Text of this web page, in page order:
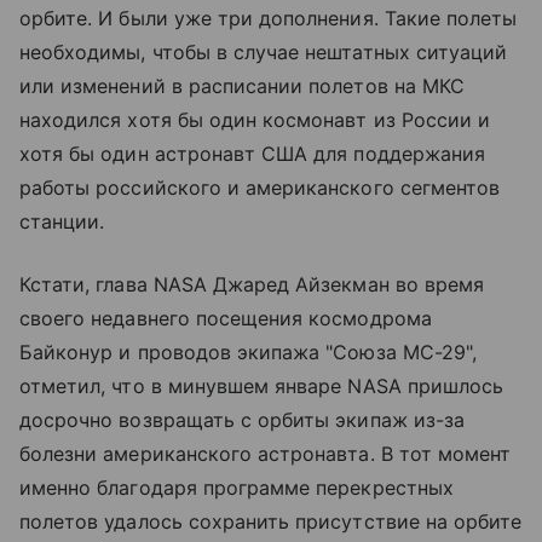
орбите. И были уже три дополнения. Такие полеты
необходимы, чтобы в случае нештатных ситуаций
или изменений в расписании полетов на МКС
находился хотя бы один космонавт из России и
хотя бы один астронавт США для поддержания
работы российского и американского сегментов
станции.
Кстати, глава NASA Джаред Айзекман во время
своего недавнего посещения космодрома
Байконур и проводов экипажа "Союза МС-29",
отметил, что в минувшем январе NASA пришлось
досрочно возвращать с орбиты экипаж из-за
болезни американского астронавта. В тот момент
именно благодаря программе перекрестных
полетов удалось сохранить присутствие на орбите